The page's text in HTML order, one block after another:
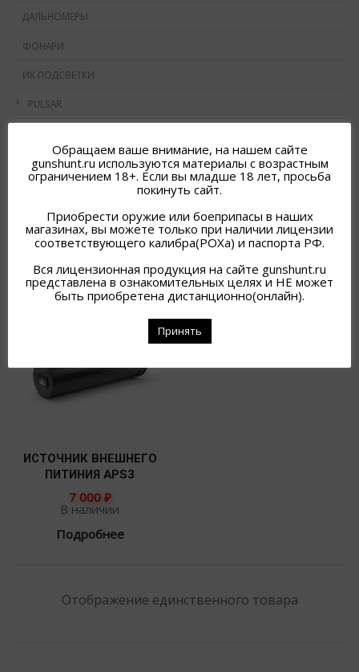
Исходная сортировка
ИСТОЧНИК ВНЕШНЕГО
ПИТИНИЯ APS3
7 000 ₽
В наличии
Подробнее
Отображение единственного товара
ДАЛЬНОМЕРЫ
ФОНАРИ
ИК ПОДСВЕТКИ
PULSAR
Обращаем ваше внимание, на нашем сайте
gunshunt.ru используются материалы с возрастным
ограничением 18+. Если вы младше 18 лет, просьба
покинуть сайт.
Приобрести оружие или боеприпасы в наших
магазинах, вы можете только при наличии лицензии
соответствующего калибра(РОХа) и паспорта РФ.
Вся лицензионная продукция на сайте gunshunt.ru
представлена в ознакомительных целях и НЕ может
быть приобретена дистанционно(онлайн).
Принять